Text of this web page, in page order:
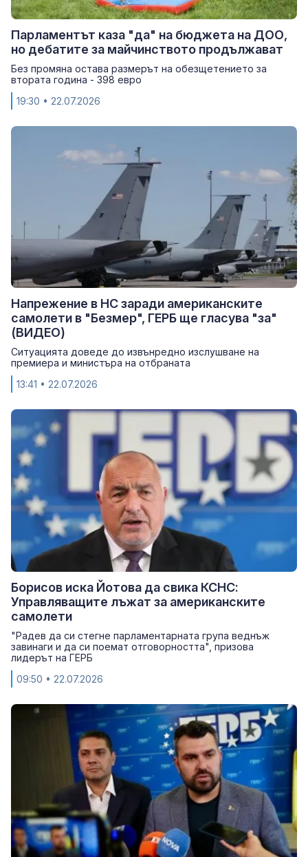
Парламентът каза "да" на бюджета на ДОО,
но дебатите за майчинството продължават
Без промяна остава размерът на обезщетението за
втората година - 398 евро
19:30 • 22.07.2026
Напрежение в НС заради американските
самолети в "Безмер", ГЕРБ ще гласува "за"
(ВИДЕО)
Ситуацията доведе до извънредно изслушване на
премиера и министъра на отбраната
13:41 • 22.07.2026
Борисов иска Йотова да свика КСНС:
Управляващите лъжат за американските
самолети
"Радев да си стегне парламентарната група веднъж
завинаги и да си поемат отговорността", призова
лидерът на ГЕРБ
09:50 • 22.07.2026